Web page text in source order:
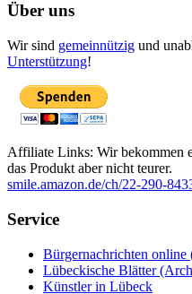
Über uns
Wir sind gemeinnützig und
Unterstützung!
Affiliate Links: Wir bekommen
das Produkt aber nicht teurer.
smile.amazon.de/ch/22-290-
Service
Bürgernachrichten
Lübeckische Blätter
Künstler in Lübeck